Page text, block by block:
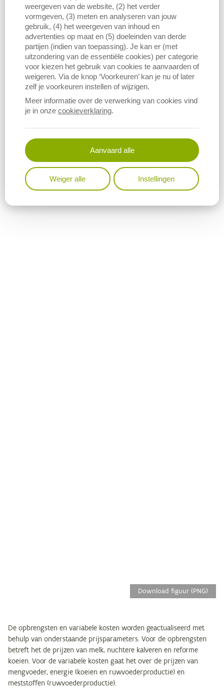
Download figuur (PNG)
Download figuur (PNG)
De opbrengsten en variabele kosten worden geactualiseerd met
behulp van onderstaande prijsparameters. Voor de opbrengsten
betreft het de prijzen van melk, nuchtere kalveren en reforme
koeien. Voor de variabele kosten gaat het over de prijzen van
mengvoeder, energie (koeien en ruwvoederproductie) en
meststoffen (ruwvoederproductie).
weergeven van de website, (2) het verder
vormgeven, (3) meten en analyseren van jouw
gebruik, (4) het weergeven van inhoud en
advertenties op maat en (5) doeleinden van derde
partijen (indien van toepassing). Je kan er (met
uitzondering van de essentiële cookies) per categorie
voor kiezen het gebruik van cookies te aanvaarden of
weigeren. Via de knop ‘Voorkeuren’ kan je nu of later
zelf je voorkeuren instellen of wijzigen.
Meer informatie over de verwerking van cookies vind
je in onze cookieverklaring.
Aanvaard alle
Weiger alle Instellingen